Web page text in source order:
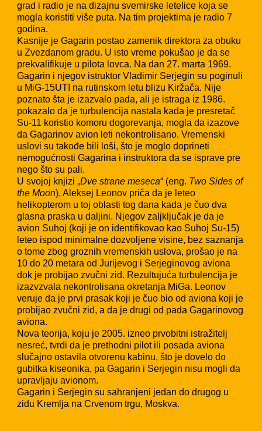
grad i radio je na dizajnu svemirske letelice koja se
mogla koristiti više puta. Na tim projektima je radio 7
godina.
Kasnije je Gagarin postao zamenik direktora za obuku
u Zvezdanom gradu. U isto vreme pokušao je da se
prekvalifikuje u pilota lovca. Na dan 27. marta 1969.
Gagarin i njegov istruktor Vladimir Serjegin su poginuli
u MiG-15UTI na rutinskom letu blizu Kiržača. Nije
poznato šta je izazvalo pada, ali je istraga iz 1986.
pokazalo da je turbulencija nastala kada je presretač
Su-11 koristio komoru dogorevanja, mogla da izazove
da Gagarinov avion leti nekontrolisano. Vremenski
uslovi su takođe bili loši, što je moglo doprineti
nemogućnosti Gagarina i instruktora da se isprave pre
nego što su pali.
U svojoj knjizi „Dve strane meseca“ (eng. Two Sides of
the Moon), Aleksej Leonov priča da je leteo
helikopterom u toj oblasti tog dana kada je čuo dva
glasna praska u daljini. Njegov zaljključak je da je
avion Suhoj (koji je on identifikovao kao Suhoj Su-15)
leteo ispod minimalne dozvoljene visine, bez saznanja
o tome zbog groznih vremenskih uslova, prošao je na
10 do 20 metara od Jurijevog i Serjeginovog aviona
dok je probijao zvučni zid. Rezultujuća turbulencija je
izazvzvala nekontrolisana okretanja MiGa. Leonov
veruje da je prvi prasak koji je čuo bio od aviona koji je
probijao zvučni zid, a da je drugi od pada Gagarinovog
aviona.
Nova teorija, koju je 2005. izneo prvobitni istražitelj
nesreć, tvrdi da je prethodni pilot ili posada aviona
slučajno ostavila otvorenu kabinu, što je dovelo do
gubitka kiseonika, pa Gagarin i Serjegin nisu mogli da
upravljaju avionom.
Gagarin i Serjegin su sahranjeni jedan do drugog u
zidu Kremlja na Crvenom trgu, Moskva.